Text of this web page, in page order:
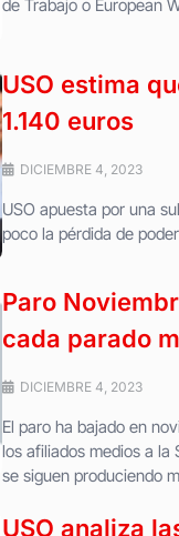
de Trabajo o European
USO estima
1.140 euros
DICIEMBRE 4, 2023
USO apuesta por una
poco la pérdida de
Paro
cada parado
DICIEMBRE 4, 2023
El paro ha bajado en
los afiliados medios a la
se siguen produciendo
USO analiza